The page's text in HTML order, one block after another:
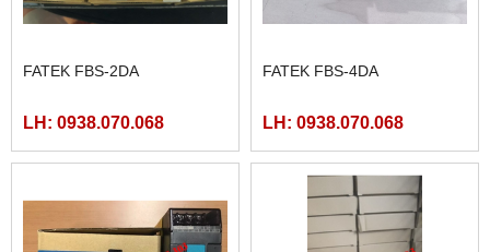
FATEK FBS-2DA
LH: 0938.070.068
FATEK FBS-4DA
LH: 0938.070.068